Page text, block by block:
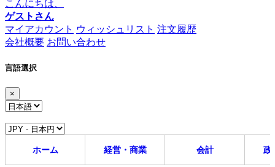
こんにちは、
ゲストさん
マイアカウント ウィッシュリスト 注文履歴
会社概要 お問い合わせ
言語選択
×
ホーム 経営・商業 会計 政